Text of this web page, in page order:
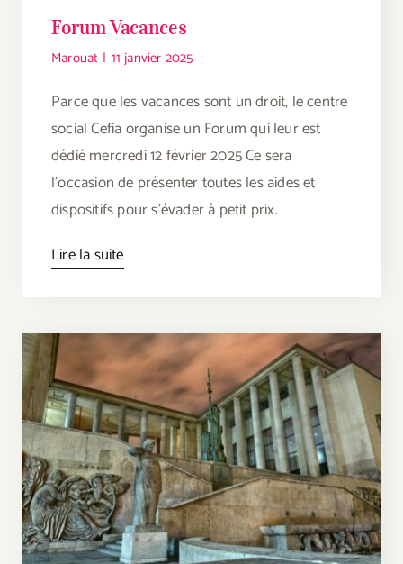
Forum Vacances
Marouat | 11 janvier 2025
Parce que les vacances sont un droit, le centre
social Cefia organise un Forum qui leur est
dédié mercredi 12 février 2025 Ce sera
l'occasion de présenter toutes les aides et
dispositifs pour s'évader à petit prix.
Lire la suite